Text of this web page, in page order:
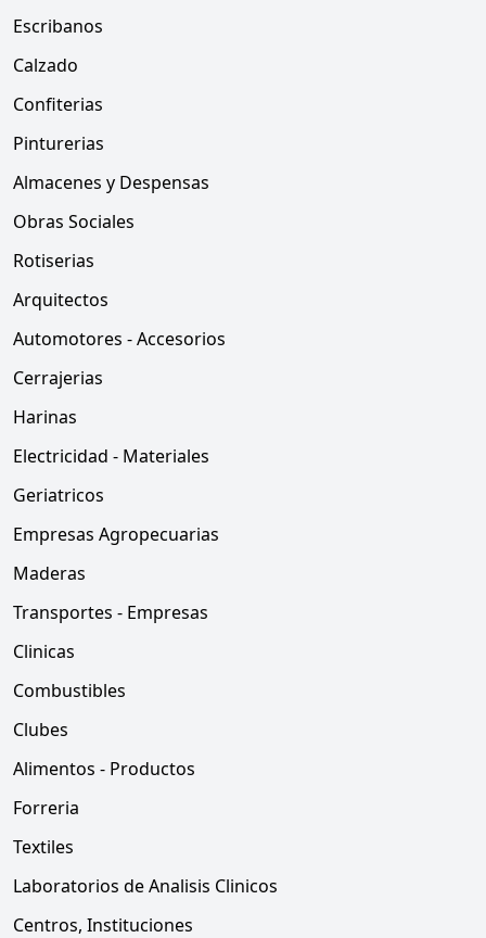
Escribanos
Calzado
Confiterias
Pinturerias
Almacenes y Despensas
Obras Sociales
Rotiserias
Arquitectos
Automotores - Accesorios
Cerrajerias
Harinas
Electricidad - Materiales
Geriatricos
Empresas Agropecuarias
Maderas
Transportes - Empresas
Clinicas
Combustibles
Clubes
Alimentos - Productos
Forreria
Textiles
Laboratorios de Analisis Clinicos
Centros, Instituciones